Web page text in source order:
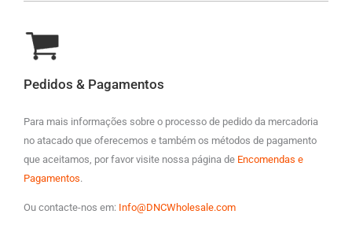
Pedidos & Pagamentos
Para mais informações sobre o processo de pedido da mercadoria
no atacado que oferecemos e também os métodos de pagamento
que aceitamos, por favor visite nossa página de Encomendas e
Pagamentos.
Ou contacte-nos em: Info@DNCWholesale.com